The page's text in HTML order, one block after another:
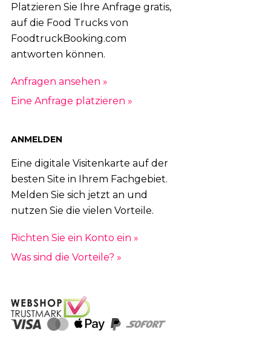
Platzieren Sie Ihre Anfrage gratis,
auf die Food Trucks von
FoodtruckBooking.com
antworten können.
Anfragen ansehen »
Eine Anfrage platzieren »
ANMELDEN
Eine digitale Visitenkarte auf der
besten Site in Ihrem Fachgebiet.
Melden Sie sich jetzt an und
nutzen Sie die vielen Vorteile.
Richten Sie ein Konto ein »
Was sind die Vorteile? »